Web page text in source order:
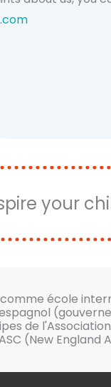
your
école
de
(New England